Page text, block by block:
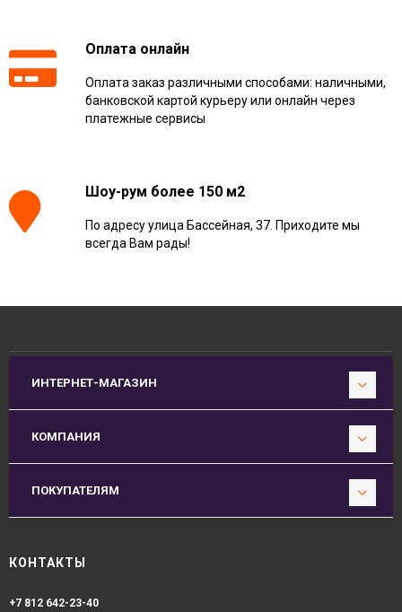
Оплата онлайн
Оплата заказ различными способами: наличными,
банковской картой курьеру или онлайн через
платежные сервисы
Шоу-рум более 150 м2
По адресу улица Бассейная, 37. Приходите мы
всегда Вам рады!
ИНТЕРНЕТ-МАГАЗИН
КОМПАНИЯ
ПОКУПАТЕЛЯМ
КОНТАКТЫ
+7 812 642-23-40